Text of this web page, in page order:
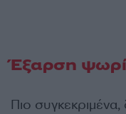
Έξαρση
Πιο